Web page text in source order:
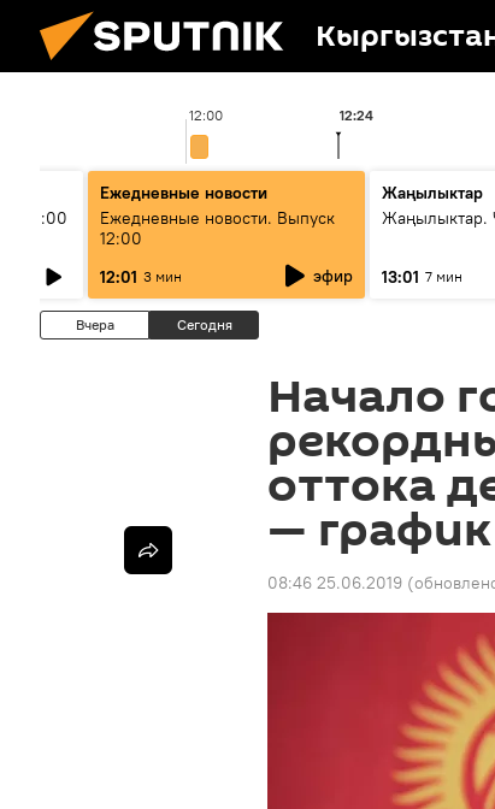
12:00 12:24
11:00
Ежедневные новости
Ежедневные новости. Выпуск
12:00
12:01 3 мин эфир
Жаңылыктар
Жаңылыктар.
13:01 7 мин
Вчера Сегодня
Начало
оттока
— график
08:46 25.06.2019